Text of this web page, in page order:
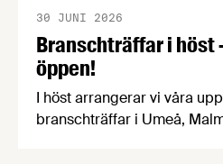
Branschträffar i höst
öppen!
30 JUNI 2026
I höst arrangerar vi våra
branschträffar i Umeå,